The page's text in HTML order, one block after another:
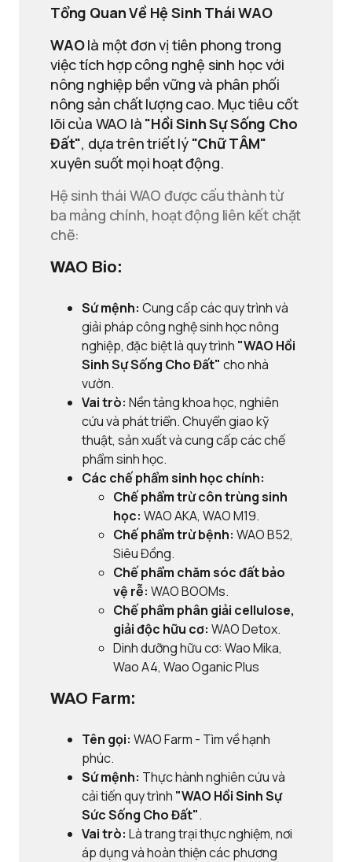
Tổng Quan Về Hệ Sinh Thái WAO
WAOlà một đơn vị tiên phong trong
việc tích hợp công nghệ sinh học với
nông nghiệp bền vững và phân phối
nông sản chất lượng cao. Mục tiêu cốt
lõi của WAO là "Hồi Sinh Sự Sống Cho
Đất", dựa trên triết lý "Chữ TÂM"
xuyên suốt mọi hoạt động.
Hệ sinh thái WAO được cấu thành từ
ba mảng chính, hoạt động liên kết chặt
chẽ:
WAO Bio:
Sứ mệnh: Cung cấp các quy trình và
giải pháp công nghệ sinh học nông
nghiệp, đặc biệt là quy trình "WAO Hồi
Sinh Sự Sống Cho Đất" cho nhà
vườn.
Vai trò: Nền tảng khoa học, nghiên
cứu và phát triển. Chuyển giao kỹ
thuật, sản xuất và cung cấp các chế
phẩm sinh học.
Các chế phẩm sinh học chính:
Chế phẩm trừ côn trùng sinh
học: WAO AKA, WAO M19.
Chế phẩm trừ bệnh: WAO B52,
Siêu Đồng.
Chế phẩm chăm sóc đất bảo
vệ rễ: WAO BOOMs.
Chế phẩm phân giải cellulose,
giải độc hữu cơ: WAO Detox.
Dinh dưỡng hữu cơ: Wao Mika,
Wao A4, Wao Oganic Plus
WAO Farm:
Tên gọi: WAO Farm - Tìm về hạnh
phúc.
Sứ mệnh: Thực hành nghiên cứu và
cải tiến quy trình "WAO Hồi Sinh Sự
Sức Sống Cho Đất".
Vai trò: Là trang trại thực nghiệm, nơi
áp dụng và hoàn thiện các phương